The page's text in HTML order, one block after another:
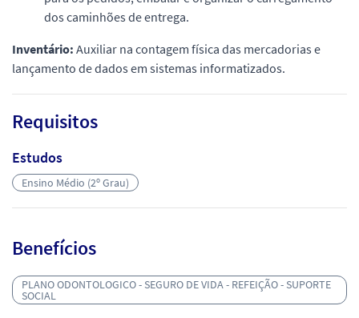
dos caminhões de entrega.
Inventário: Auxiliar na contagem física das mercadorias e
lançamento de dados em sistemas informatizados.
Requisitos
Estudos
Ensino Médio (2º Grau)
Benefícios
PLANO ODONTOLOGICO - SEGURO DE VIDA - REFEIÇÃO - SUPORTE
SOCIAL